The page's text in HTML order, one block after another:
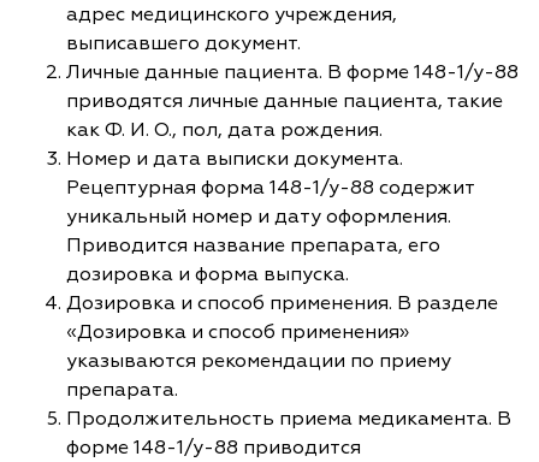
адрес медицинского учреждения,
выписавшего документ.
Личные данные пациента. В форме 148-1/у-88
приводятся личные данные пациента, такие
как Ф. И. О., пол, дата рождения.
Номер и дата выписки документа.
Рецептурная форма 148-1/у-88 содержит
уникальный номер и дату оформления.
Приводится название препарата, его
дозировка и форма выпуска.
Дозировка и способ применения. В разделе
«Дозировка и способ применения»
указываются рекомендации по приему
препарата.
Продолжительность приема медикамента. В
форме 148-1/у-88 приводится